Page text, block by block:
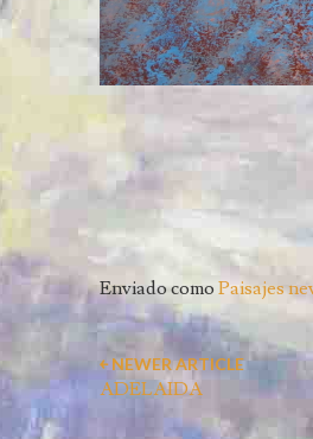
Enviado como Paisajes
￩ NEWER ARTICLE
ADELAIDA